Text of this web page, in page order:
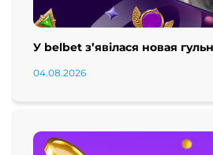
У belbet з’явілася новая
04.08.2026